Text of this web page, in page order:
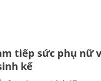
tiếp sức phụ nữ
kế